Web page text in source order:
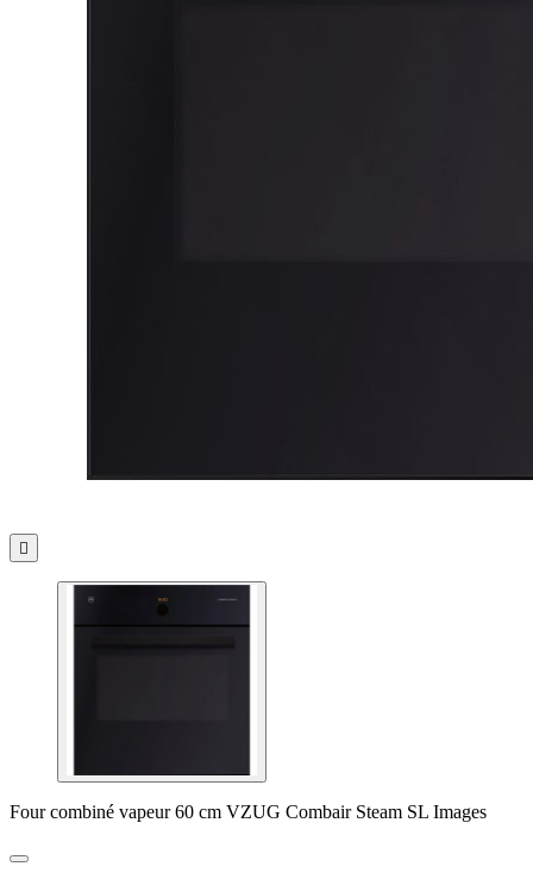

Four combiné vapeur 60 cm VZUG Combair Steam SL Images